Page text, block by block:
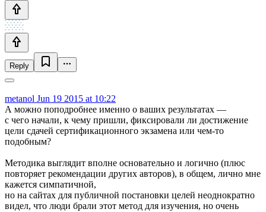
Reply
metanol Jun 19 2015 at 10:22
А можно поподробнее именно о ваших результатах —
с чего начали, к чему пришли, фиксировали ли достижение
цели сдачей сертификационного экзамена или чем-то
подобным?
Методика выглядит вполне основательно и логично (плюс
повторяет рекомендации других авторов), в общем, лично мне
кажется симпатичной,
но на сайтах для публичной постановки целей неоднократно
видел, что люди брали этот метод для изучения, но очень